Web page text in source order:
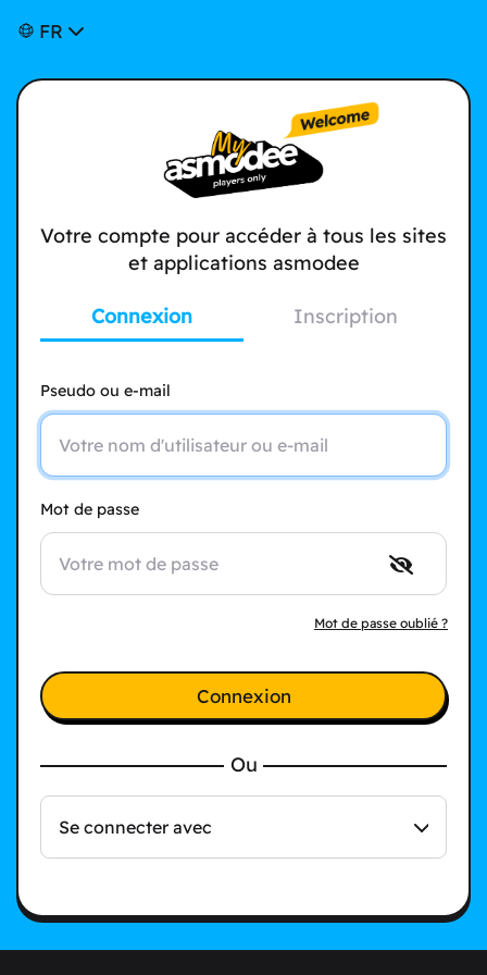
FR
Votre compte pour accéder à tous les sites
et applications asmodee
Connexion Inscription
Pseudo ou e-mail
Mot de passe
Mot de passe oublié ?
Connexion
Ou
Se connecter avec